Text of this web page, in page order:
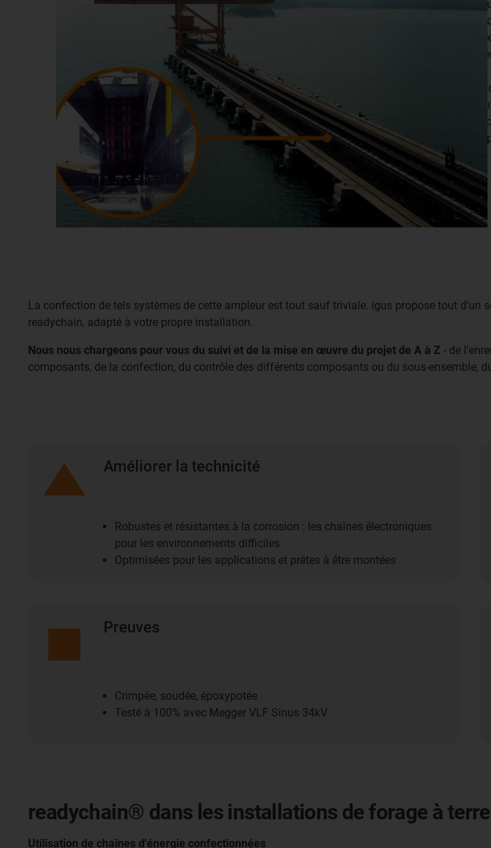
La confection de tels systèmes de cette ampleur est tout sauf triviale. igus propose tout
readychain, adapté à votre propre installation.
Nous nous chargeons pour vous du suivi et de la mise en œuvre du projet de A à Z - de
composants, de la confection, du contrôle des différents composants ou du sous-ensemble,
Améliorer la technicité
Robustes et résistantes à la corrosion : les chaînes électroniques
pour les environnements difficiles
Optimisées pour les applications et prêtes à être montées
Preuves
Crimpée, soudée, époxypotée
Testé à 100% avec Megger VLF Sinus 34kV
readychain® dans les installations de forage à terre
Utilisation de chaînes d'énergie confectionnées